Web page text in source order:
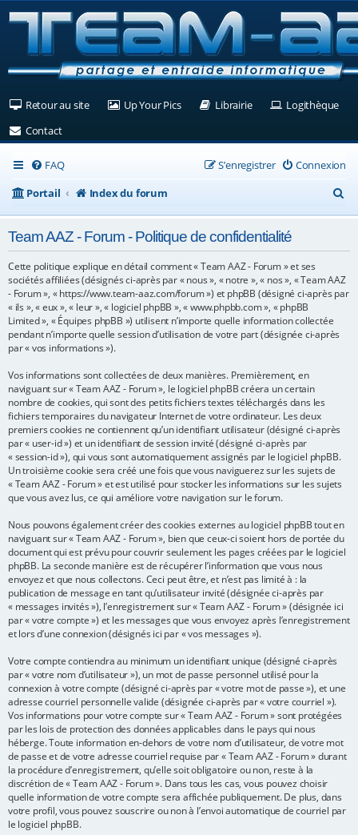
Retour au site(Ouvre un nouvel onglet)
Up Your Pics(Ouvre un nouvel onglet)
Librairie(Ouvre un nouvel
Logithèque
Contact(Ouvre un nouvel onglet)
FAQ Connexion
S’enregistrer
Portail
Index du forum
e
e
Team AAZ - Forum - Politique de confidentialité
Cette politique explique en détail comment « Team AAZ - Forum » et ses
sociétés affiliées (désignés ci-après par « nous », « notre », « nos », « Team AAZ
- Forum », « https://www.team-aaz.com/forum ») et phpBB (désigné ci-après par
« ils », « eux », « leur », « logiciel phpBB », « www.phpbb.com », « phpBB
Limited », « Équipes phpBB ») utilisent n’importe quelle information collectée
pendant n’importe quelle session d’utilisation de votre part (désignée ci-après
par « vos informations »).
Vos informations sont collectées de deux manières. Premièrement, en
naviguant sur « Team AAZ - Forum », le logiciel phpBB créera un certain
nombre de cookies, qui sont des petits fichiers textes téléchargés dans les
fichiers temporaires du navigateur Internet de votre ordinateur. Les deux
premiers cookies ne contiennent qu’un identifiant utilisateur (désigné ci-après
par « user-id ») et un identifiant de session invité (désigné ci-après par
« session-id »), qui vous sont automatiquement assignés par le logiciel phpBB.
Un troisième cookie sera créé une fois que vous naviguerez sur les sujets de
« Team AAZ - Forum » et est utilisé pour stocker les informations sur les sujets
que vous avez lus, ce qui améliore votre navigation sur le forum.
Nous pouvons également créer des cookies externes au logiciel phpBB tout en
naviguant sur « Team AAZ - Forum », bien que ceux-ci soient hors de portée du
document qui est prévu pour couvrir seulement les pages créées par le logiciel
phpBB. La seconde manière est de récupérer l’information que vous nous
envoyez et que nous collectons. Ceci peut être, et n’est pas limité à : la
publication de message en tant qu’utilisateur invité (désignée ci-après par
« messages invités »), l’enregistrement sur « Team AAZ - Forum » (désignée ici
par « votre compte ») et les messages que vous envoyez après l’enregistrement
et lors d’une connexion (désignés ici par « vos messages »).
Votre compte contiendra au minimum un identifiant unique (désigné ci-après
par « votre nom d’utilisateur »), un mot de passe personnel utilisé pour la
connexion à votre compte (désigné ci-après par « votre mot de passe »), et une
adresse courriel personnelle valide (désignée ci-après par « votre courriel »).
Vos informations pour votre compte sur « Team AAZ - Forum » sont protégées
par les lois de protection des données applicables dans le pays qui nous
héberge. Toute information en-dehors de votre nom d’utilisateur, de votre mot
de passe et de votre adresse courriel requise par « Team AAZ - Forum » durant
la procédure d’enregistrement, qu’elle soit obligatoire ou non, reste à la
discrétion de « Team AAZ - Forum ». Dans tous les cas, vous pouvez choisir
quelle information de votre compte sera affichée publiquement. De plus, dans
votre profil, vous pouvez souscrire ou non à l’envoi automatique de courriel par
le logiciel phpBB.